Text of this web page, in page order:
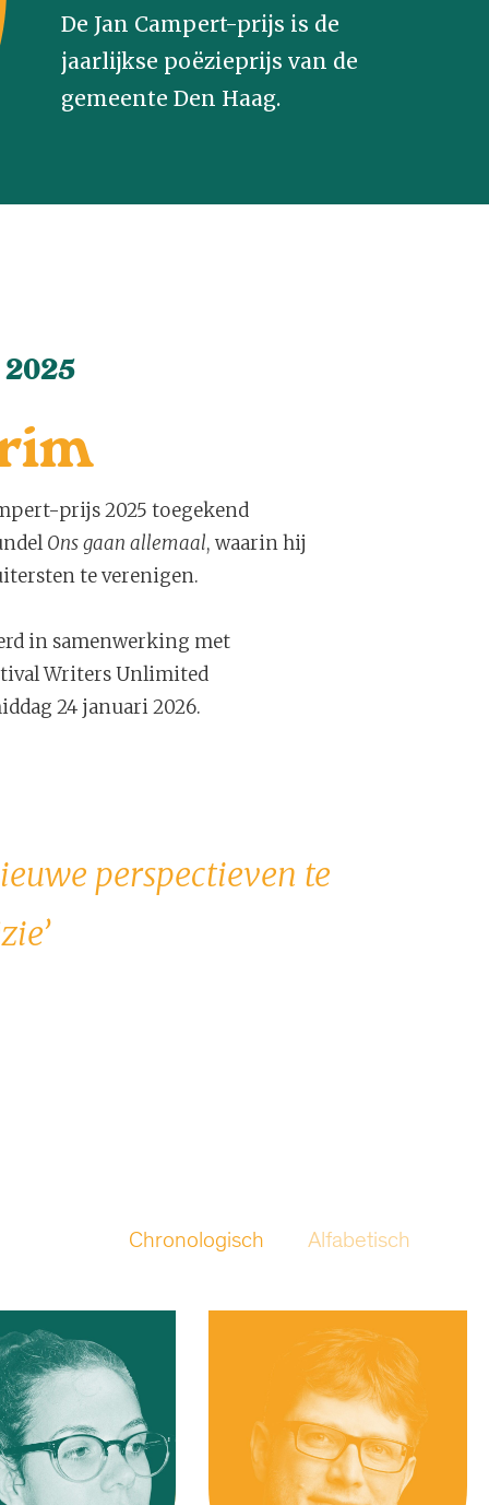
De Jan Campert-prijs is de
jaarlijkse poëzieprijs van de
gemeente Den Haag.
prijs 2025 toegekend
Ons gaan allemaal, waarin hij
te verenigen.
in samenwerking met
Writers Unlimited
24 januari 2026.
perspectieven te
Chronologisch Alfabetisch